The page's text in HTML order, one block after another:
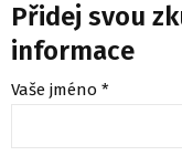
Přidej svou
informace
Vaše jméno *